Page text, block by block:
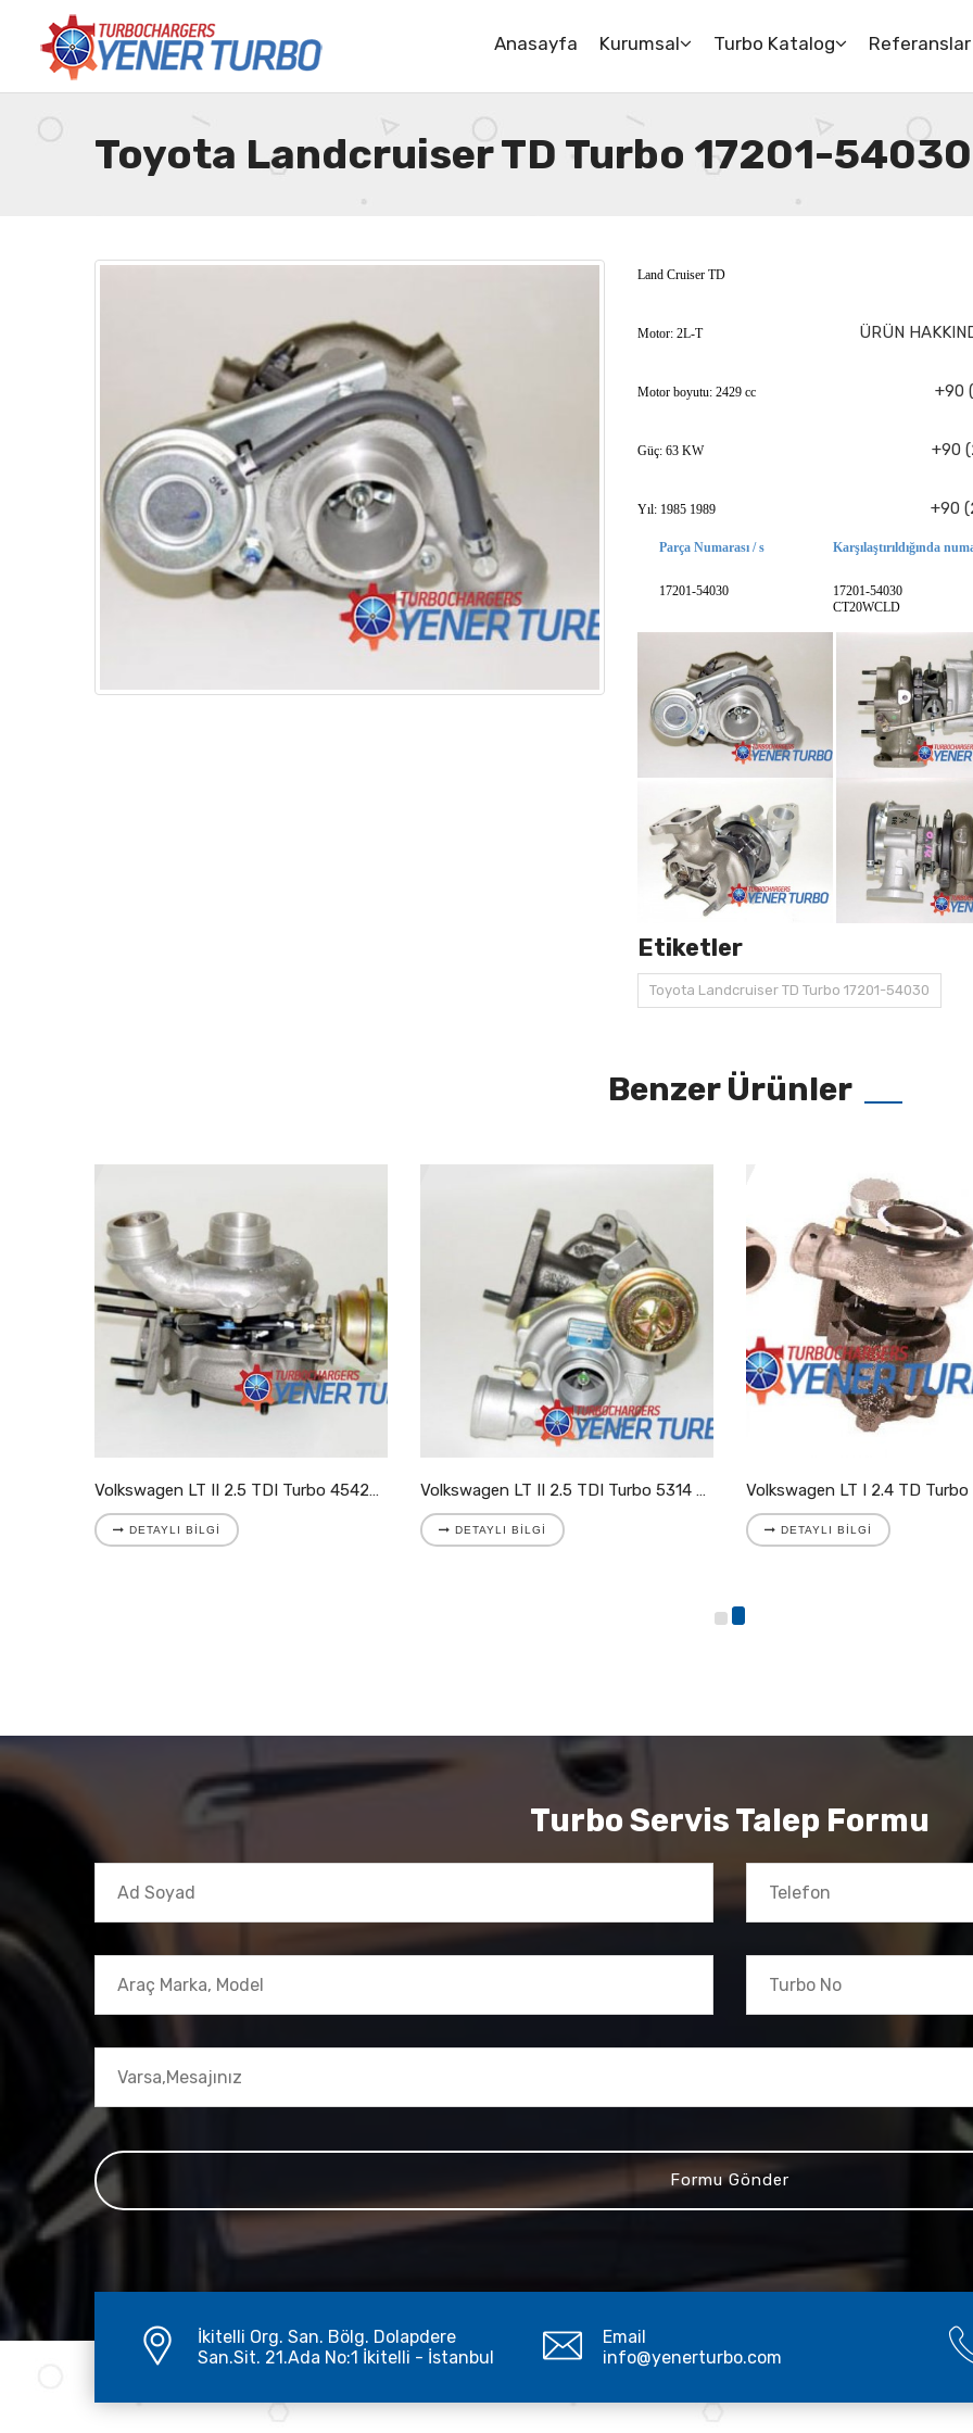
Anasayfa Kurumsal Turbo Katalog Referanslar
Toyota Landcruiser TD Turbo 17201-54030
Land Cruiser TD
Motor: 2L-T ÜRÜN
Motor boyutu: 2429 cc +90
Güç: 63 KW +90
Yıl: 1985 1989 +90
Parça Numarası / s
17201-54030
Karşılaştırıldığında
17201-54030
CT20WCLD
Etiketler
Toyota Landcruiser TD Turbo 17201-54030
Benzer Ürünler
Volkswagen LT II 2.5 TDI Turbo 454205-9007S
DETAYLI BILGI
Volkswagen LT II 2.5 TDI Turbo 5314 988 7025
DETAYLI BILGI DETAYLI BILGI
Turbo Servis Talep Formu
İkitelli Org. San. Bölg. Dolapdere
San.Sit. 21.Ada No:1 İkitelli - İstanbul
Email
info@yenerturbo.com